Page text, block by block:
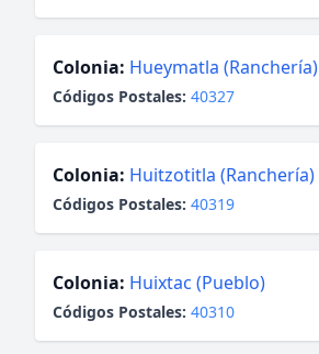
Colonia: Hueymatla (Ranchería)
Códigos Postales: 40327
Colonia: Huitzotitla (Ranchería)
Códigos Postales: 40319
Colonia: Huixtac (Pueblo)
Códigos Postales: 40310